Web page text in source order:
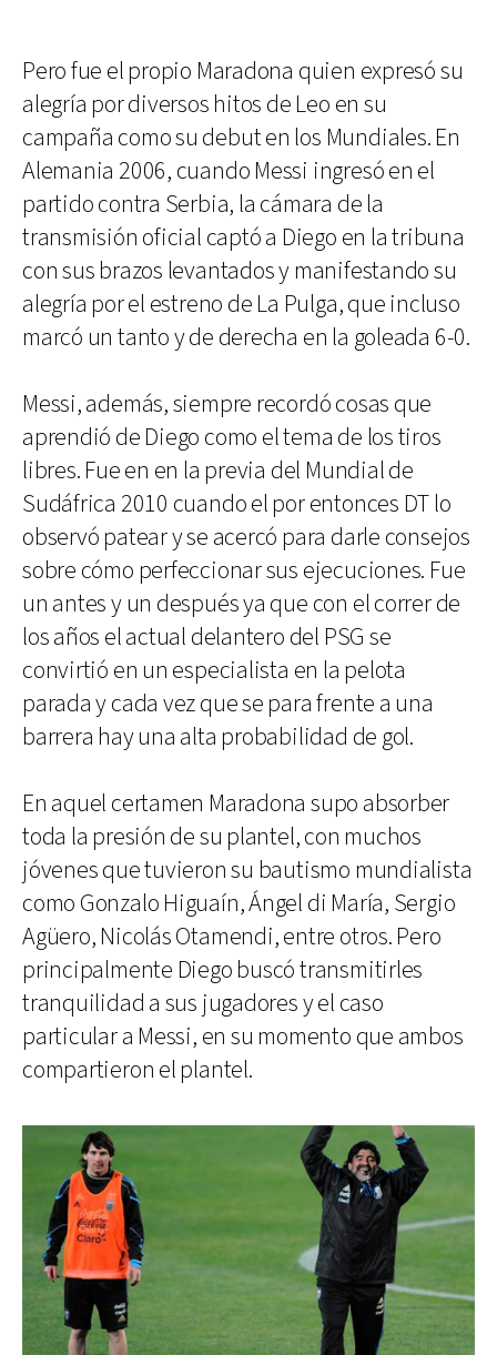
Pero fue el propio Maradona quien expresó su
alegría por diversos hitos de Leo en su
campaña como su debut en los Mundiales. En
Alemania 2006, cuando Messi ingresó en el
partido contra Serbia, la cámara de la
transmisión oficial captó a Diego en la tribuna
con sus brazos levantados y manifestando su
alegría por el estreno de La Pulga, que incluso
marcó un tanto y de derecha en la goleada 6-0.
Messi, además, siempre recordó cosas que
aprendió de Diego como el tema de los tiros
libres. Fue en en la previa del Mundial de
Sudáfrica 2010 cuando el por entonces DT lo
observó patear y se acercó para darle consejos
sobre cómo perfeccionar sus ejecuciones. Fue
un antes y un después ya que con el correr de
los años el actual delantero del PSG se
convirtió en un especialista en la pelota
parada y cada vez que se para frente a una
barrera hay una alta probabilidad de gol.
En aquel certamen Maradona supo absorber
toda la presión de su plantel, con muchos
jóvenes que tuvieron su bautismo mundialista
como Gonzalo Higuaín, Ángel di María, Sergio
Agüero, Nicolás Otamendi, entre otros. Pero
principalmente Diego buscó transmitirles
tranquilidad a sus jugadores y el caso
particular a Messi, en su momento que ambos
compartieron el plantel.